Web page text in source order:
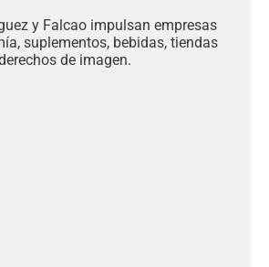
y Falcao impulsan empresas
suplementos, bebidas, tiendas
de imagen.